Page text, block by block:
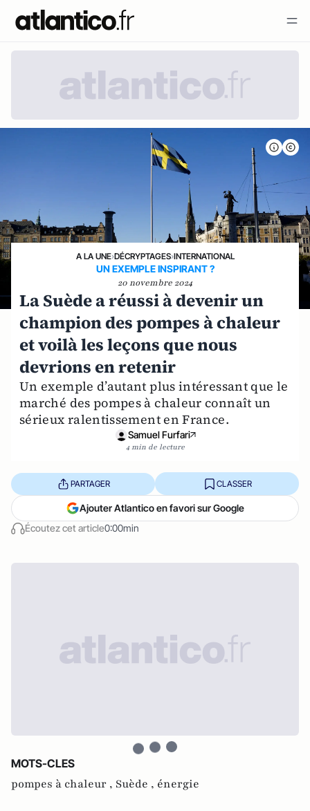
A LA UNE›DÉCRYPTAGES›INTERNATIONAL
UN EXEMPLE INSPIRANT ?
20 novembre 2024
La Suède a réussi à devenir un
champion des pompes à chaleur
et voilà les leçons que nous
devrions en retenir
Un exemple d’autant plus intéressant que le
marché des pompes à chaleur connaît un
sérieux ralentissement en France.
Samuel Furfari
4 min de lecture
Écoutez cet article0:00min
PARTAGER CLASSER
Ajouter Atlantico en favori sur Google
MOTS-CLES
pompes à chaleur , Suède , énergie